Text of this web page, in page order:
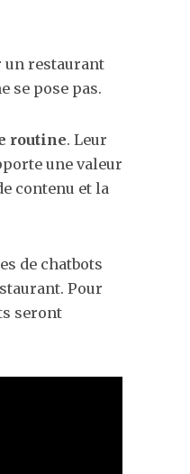
un restaurant
se pose pas.
routine. Leur
une valeur
contenu et la
de chatbots
Pour
seront